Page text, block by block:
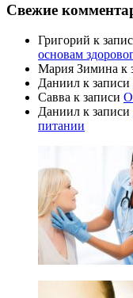
Свежие
Григорий к
основам
Мария Зимина к
Даниил к записи
Савва к записи
Даниил к записи
питании